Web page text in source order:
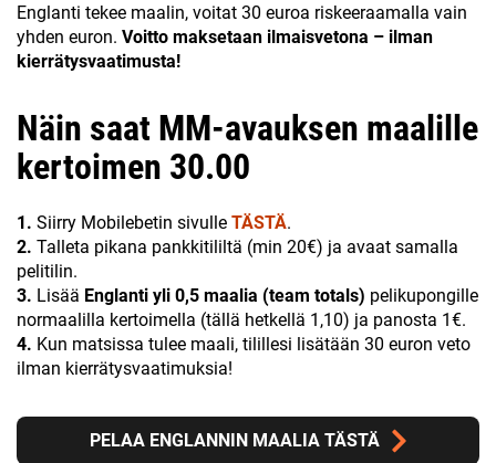
Englanti tekee maalin, voitat 30 euroa riskeeraamalla vain
yhden euron. Voitto maksetaan ilmaisvetona – ilman
kierrätysvaatimusta!
Näin saat MM-avauksen maalille
kertoimen 30.00
1. Siirry Mobilebetin sivulle TÄSTÄ.
2. Talleta pikana pankkitililtä (min 20€) ja avaat samalla
pelitilin.
3. Lisää Englanti yli 0,5 maalia (team totals) pelikupongille
normaalilla kertoimella (tällä hetkellä 1,10) ja panosta 1€.
4. Kun matsissa tulee maali, tilillesi lisätään 30 euron veto
ilman kierrätysvaatimuksia!
PELAA ENGLANNIN MAALIA TÄSTÄ